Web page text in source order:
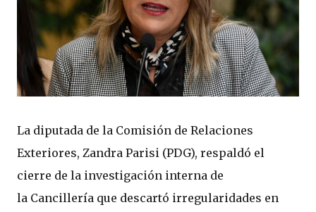
La diputada de la Comisión de Relaciones
Exteriores, Zandra Parisi (PDG), respaldó el
cierre de la investigación interna de
la Cancillería que descartó irregularidades en